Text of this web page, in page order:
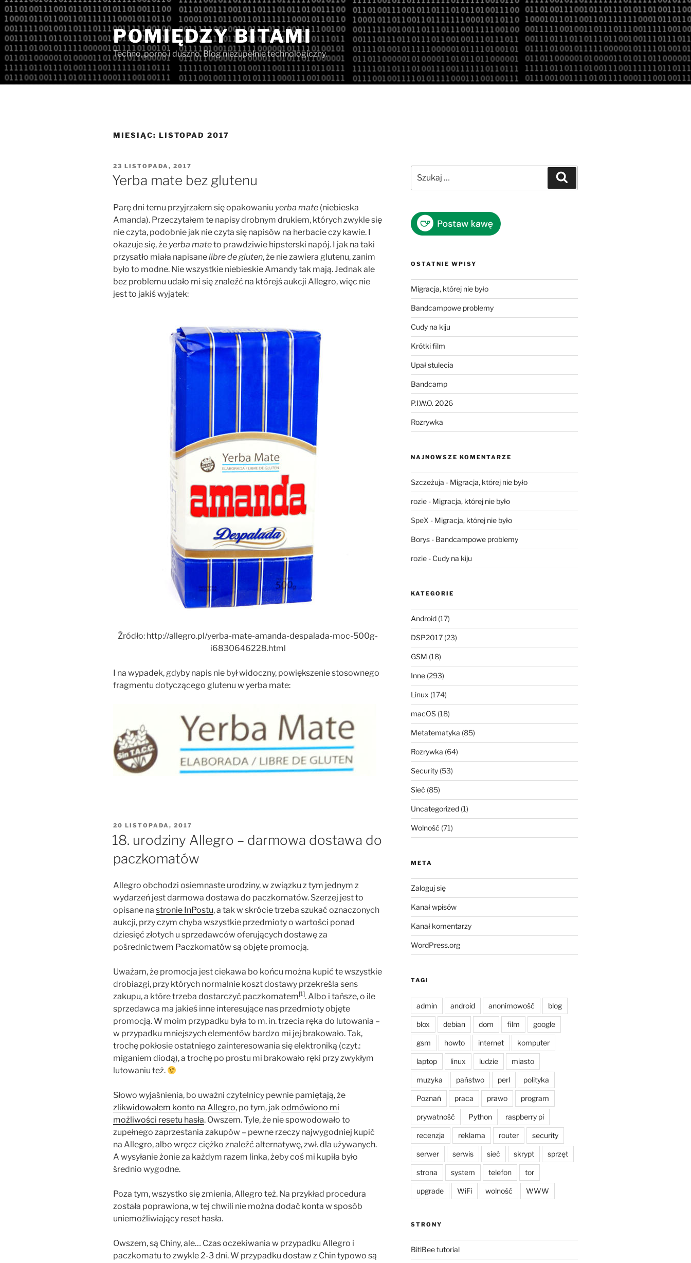
Przejdź
do
treści
POMIĘDZY BITAMI
Techno, porno i duszno. Blog niezupełnie technologiczny.
MIESIĄC: LISTOPAD 2017
OPUBLIKOWANE
W
23 LISTOPADA, 2017
Yerba mate bez glutenu
Parę dni temu przyjrzałem się opakowaniu yerba mate (niebieska
Amanda). Przeczytałem te napisy drobnym drukiem, których zwykle się
nie czyta, podobnie jak nie czyta się napisów na herbacie czy kawie. I
okazuje się, że yerba mateto prawdziwie hipsterski napój. I jak na taki
przysatło miała napisanelibre de gluten, że nie zawiera glutenu, zanim
było to modne. Nie wszystkie niebieskie Amandy tak mają. Jednak ale
bez problemu udało mi się znaleźć na którejś aukcji Allegro, więc nie
jest to jakiś wyjątek:
Źródło: http://allegro.pl/yerba-mate-amanda-despalada-moc-500g-
i6830646228.html
I na wypadek, gdyby napis nie był widoczny, powiększenie stosownego
fragmentu dotyczącego glutenu w yerba mate:
OPUBLIKOWANE
20 LISTOPADA, 2017
18. urodziny Allegro – darmowa dostawa do
paczkomatów
Allegro obchodzi osiemnaste urodziny, w związku z tym jednym z
wydarzeń jest darmowa dostawa do paczkomatów. Szerzej jest to
opisane na stronie InPostu, a tak w skrócie trzeba szukać oznaczonych
aukcji, przy czym chyba wszystkie przedmioty o wartości ponad
dziesięć złotych u sprzedawców oferujących dostawę za
pośrednictwem Paczkomatów są objęte promocją.
Uważam, że promocja jest ciekawa bo końcu można kupić te wszystkie
drobiazgi, przy których normalnie koszt dostawy przekreśla sens
zakupu, a które trzeba dostarczyć paczkomatem[1]. Albo i tańsze, o ile
sprzedawca ma jakieś inne interesujące nas przedmioty objęte
promocją. W moim przypadku była to m. in. trzecia ręka do lutowania –
w przypadku mniejszych elementów bardzo mi jej brakowało. Tak,
trochę pokłosie ostatniego zainteresowania się elektroniką (czyt.:
miganiem diodą), a trochę po prostu mi brakowało ręki przy zwykłym
lutowaniu też.
Słowo wyjaśnienia, bo uważni czytelnicy pewnie pamiętają, że
zlikwidowałem konto na Allegro, po tym, jakodmówiono mi
możliwości resetu hasła. Owszem. Tyle, że nie spowodowało to
zupełnego zaprzestania zakupów – pewne rzeczy najwygodniej kupić
na Allegro, albo wręcz ciężko znaleźć alternatywę, zwł. dla używanych.
A wysyłanie żonie za każdym razem linka, żeby coś mi kupiła było
średnio wygodne.
Poza tym, wszystko się zmienia, Allegro też. Na przykład procedura
została poprawiona, w tej chwili nie można dodać konta w sposób
uniemożliwiający reset hasła.
Owszem, są Chiny, ale… Czas oczekiwania w przypadku Allegro i
paczkomatu to zwykle 2-3 dni. W przypadku dostaw z Chin typowo są
OSTATNIE WPISY
Migracja, której nie było
Bandcampowe problemy
Cudy na kiju
Krótki film
Upał stulecia
Bandcamp
P.I.W.O. 2026
Rozrywka
NAJNOWSZE KOMENTARZE
Szczeżuja - Migracja, której nie było
rozie- Migracja, której nie było
SpeX - Migracja, której nie było
Borys- Bandcampowe problemy
rozie- Cudy na kiju
KATEGORIE
Android(17)
DSP2017(23)
GSM (18)
Inne(293)
Linux (174)
macOS(18)
Metatematyka (85)
Rozrywka (64)
Security(53)
Sieć (85)
Uncategorized(1)
Wolność (71)
META
Zaloguj się
Kanał wpisów
Kanał komentarzy
WordPress.org
TAGI
admin android anonimowość blog
blox debian dom film google
gsm howto internet komputer
laptop linux ludzie miasto
muzyka państwo perl polityka
Poznań praca prawo program
prywatność Python raspberry pi
recenzja reklama router security
serwer serwis sieć skrypt sprzęt
strona system telefon tor
upgrade WiFi wolność WWW
STRONY
BitlBee tutorial